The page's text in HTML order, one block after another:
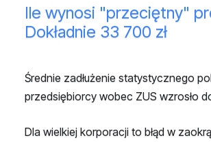
Ile wynosi "przeciętny"
Dokładnie 33 700 zł
Średnie zadłużenie statystycznego
przedsiębiorcy wobec ZUS wzrosło
Dla wielkiej korporacji to błąd w